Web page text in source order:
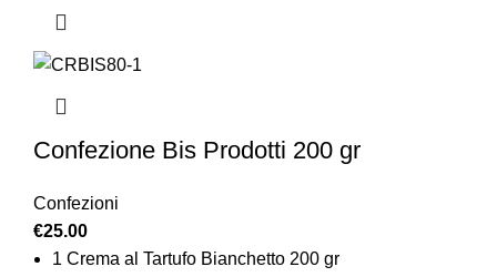
Confezione Bis Prodotti 200 gr
Confezioni
€25.00
1 Crema al Tartufo Bianchetto 200 gr